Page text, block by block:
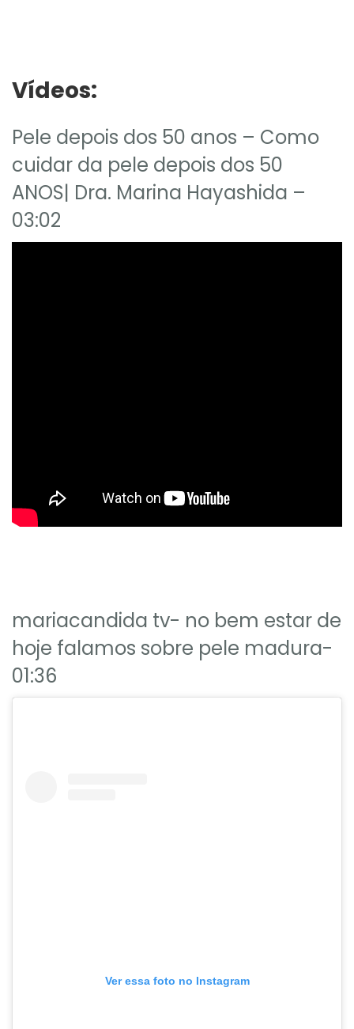
Vídeos:
Pele depois dos 50 anos – Como
cuidar da pele depois dos 50
ANOS| Dra. Marina Hayashida –
03:02
mariacandida tv- no bem estar de
hoje falamos sobre pele madura-
01:36
Ver essa foto no Instagram